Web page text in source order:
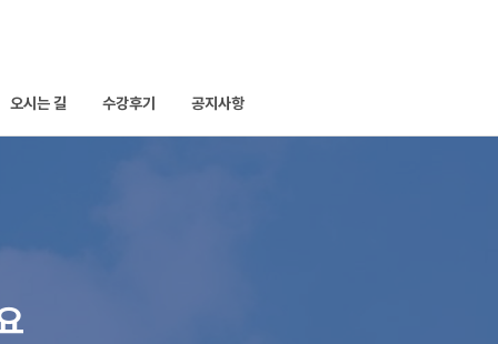
오시는 길 수강후기 공지사항